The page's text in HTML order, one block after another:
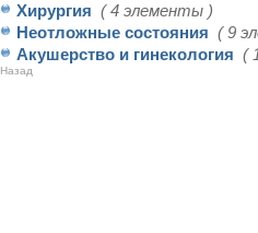
Хирургия ( 4 элементы )
Неотложные состояния ( 9
Акушерство и гинекология (
Назад